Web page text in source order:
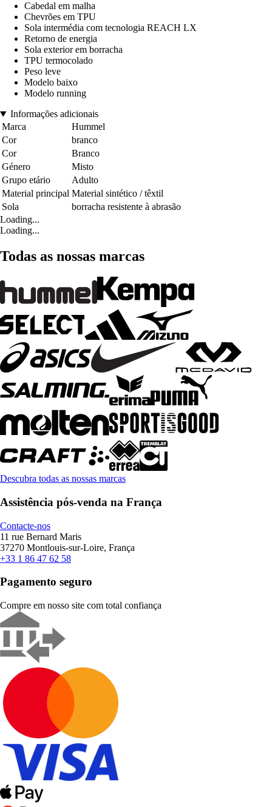
Cabedal em malha
Chevrões em TPU
Sola intermédia com tecnologia REACH LX
Retorno de energia
Sola exterior em borracha
TPU termocolado
Peso leve
Modelo baixo
Modelo running
Informações adicionais
Marca
Hummel
Cor
branco
Cor
Branco
Género
Misto
Grupo etário
Adulto
Material principal Material sintético / têxtil
Sola
borracha resistente à abrasão
Loading...
Loading...
Todas as nossas marcas
Descubra todas as nossas marcas
Assistência pós-venda na França
Contacte-nos
11 rue Bernard Maris
37270 Montlouis-sur-Loire, França
+33 1 86 47 62 58
Pagamento seguro
Compre em nosso site com total confiança